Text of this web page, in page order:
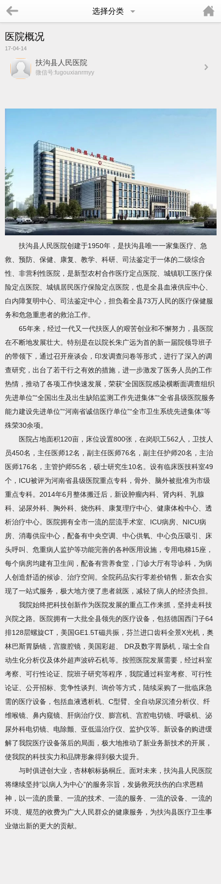
选择分类
医院概况
17-04-14
扶沟县人民医院
微信号:fugouxianrmyy
扶沟县人民医院创建于1950年，是扶沟县唯一一家集医疗、急
救、预防、保健、康复、教学、科研、司法鉴定于一体的二级综合
性、非营利性医院，是新型农村合作医疗定点医院、城镇职工医疗保
险定点医院、城镇居民医疗保险定点医院，也是全县血液供应中心、
白内障复明中心、司法鉴定中心，担负着全县73万人民的医疗保健服
务和危急重患者的救治工作。
65年来，经过一代又一代扶医人的艰苦创业和不懈努力，县医院
在不断地发展壮大。特别是在以院长朱广远为首的新一届院领导班子
的带领下，通过召开座谈会，印发调查问卷等形式，进行了深入的调
查研究，出台了若干行之有效的措施，进一步激发了医务人员的工作
热情，推动了各项工作快速发展，荣获“全国医院感染横断面调查组织
先进单位”“全国出生及出生缺陷监测工作先进集体”“全省县级医院服务
能力建设先进单位”“河南省诚信医疗单位”“全市卫生系统先进集体”等
殊荣30余项。
医院占地面积120亩，床位设置800张，在岗职工562人，卫技人
员450名，主任医师12名，副主任医师76名，副主任护师20名，主治
医师176名，主管护师55名，硕士研究生10名。设有临床医技科室49
个，ICU被评为河南省县级医院重点专科，骨外、脑外被批准为市级
重点专科。2014年6月整体搬迁后，新设肿瘤内科、肾内科、乳腺
科、泌尿外科、胸外科、烧伤科、康复理疗中心、健康体检中心、透
析治疗中心。医院拥有全市一流的层流手术室、ICU病房、NICU病
房、消毒供应中心，配备有中央空调、中心供氧、中心负压吸引、床
头呼叫、危重病人监护等功能完善的各种医用设施，专用电梯15座，
每个病房均建有卫生间，配备有营养食堂，门诊大厅有导诊科，为病
人创造舒适的候诊、治疗空间。全院药品实行零差价销售，新农合实
现了一站式服务，极大地方便了患者就医，减轻了病人的经济负担。
我院始终把科技创新作为医院发展的重点工作来抓，坚持走科技
兴院之路。医院拥有一大批全县领先的医疗设备，包括德国西门子64
排128层螺旋CT，美国GE1.5T磁共振，芬兰进口齿科全景X光机，奥
林巴斯胃肠镜，宫腹腔镜，美国彩超、 DR及数字胃肠机，瑞士全自
动生化分析仪及体外超声波碎石机等。按照医院发展需要，经过科室
考察、可行性论证、院班子研究等程序，我院通过科室考察、可行性
论证、公开招标、竞争性谈判、询价等方式，陆续采购了一批临床急
需的医疗设备，包括血液透析机、C型臂、全自动尿沉渣分析仪、纤
维喉镜、鼻内窥镜、肝病治疗仪、膨宫机、宫腔电切镜、呼吸机、泌
尿外科电切镜、电除颤、亚低温治疗仪、监护仪等。新设备的购进缓
解了我院医疗设备落后的局面，极大地推动了新业务新技术的开展，
使我院的科技实力和品牌形象得到极大提升。
与时俱进创大业，杏林帜标扬桐丘。面对未来，扶沟县人民医院
将继续坚持“以病人为中心”的服务宗旨，发扬救死扶伤的白求恩精
神，以一流的质量、一流的技术、一流的服务、一流的设备、一流的
环境、规范的收费为广大人民群众的健康服务，为扶沟县医疗卫生事
业做出新的更大的贡献。